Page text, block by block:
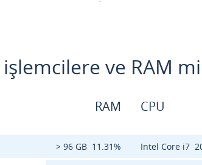
ve RAM
RAM
> 96 GB 11.31%
CPU
Intel Core i7